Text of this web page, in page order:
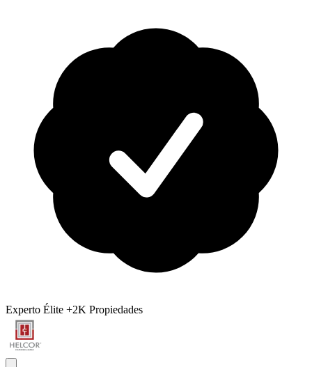
Experto Élite +2K Propiedades